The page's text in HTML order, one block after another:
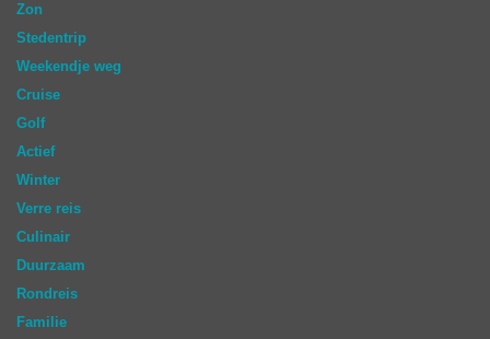
Zon
Stedentrip
Weekendje weg
Cruise
Golf
Actief
Winter
Verre reis
Culinair
Duurzaam
Rondreis
Familie